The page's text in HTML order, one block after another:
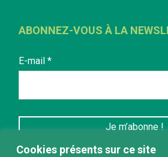
Cookies présents sur ce site
ABONNEZ-VOUS À LA
E-mail *